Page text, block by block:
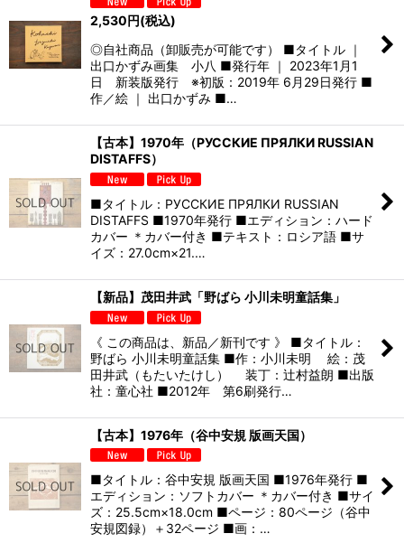
2,530円(税込)
◎自社商品（卸販売が可能です） ■タイトル ｜
出口かずみ画集 小八 ■発行年 ｜ 2023年1月1
日 新装版発行 ※初版：2019年 6月29日発行 ■
作／絵 ｜ 出口かずみ ■…
【古本】1970年（РУССКИЕ ПРЯЛКИ RUSSIAN
DISTAFFS）
■タイトル：РУССКИЕ ПРЯЛКИ RUSSIAN
DISTAFFS ■1970年発行 ■エディション：ハード
カバー ＊カバー付き ■テキスト：ロシア語 ■サ
イズ：27.0cm×21.…
【新品】茂田井武「野ばら 小川未明童話集」
《 この商品は、新品／新刊です 》 ■タイトル：
野ばら 小川未明童話集 ■作：小川未明 絵：茂
田井武（もたいたけし） 装丁：辻村益朗 ■出版
社：童心社 ■2012年 第6刷発行…
【古本】1976年（谷中安規 版画天国）
■タイトル：谷中安規 版画天国 ■1976年発行 ■
エディション：ソフトカバー ＊カバー付き ■サイ
ズ：25.5cm×18.0cm ■ページ：80ページ（谷中
安規図録）＋32ページ ■画：…